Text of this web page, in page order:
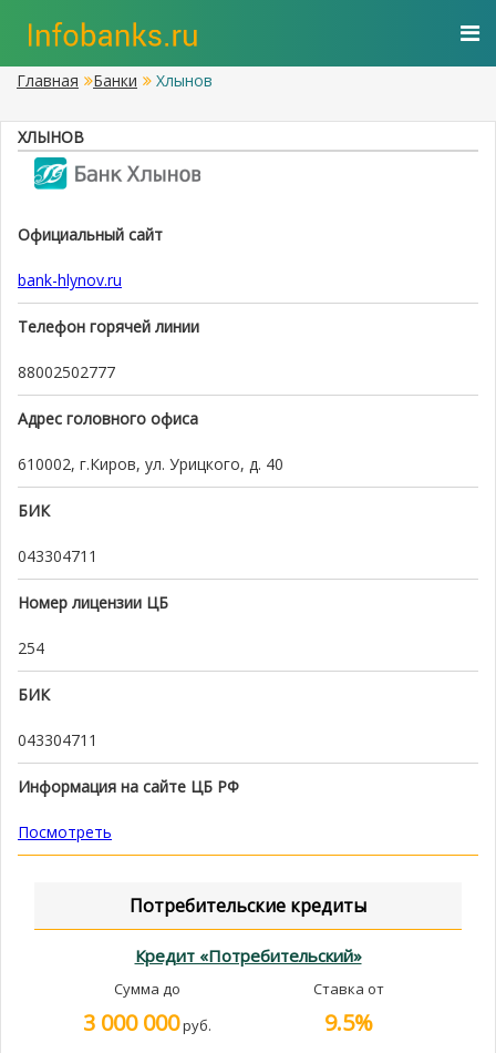
Главная Банки Хлынов
ХЛЫНОВ
Официальный сайт
bank-hlynov.ru
Телефон горячей линии
88002502777
Адрес головного офиса
610002, г.Киров, ул. Урицкого, д. 40
БИК
043304711
Номер лицензии ЦБ
254
БИК
043304711
Информация на сайте ЦБ РФ
Посмотреть
Потребительские кредиты
Кредит «Потребительский»
Сумма до
3 000 000руб.
Ставка от
9.5%